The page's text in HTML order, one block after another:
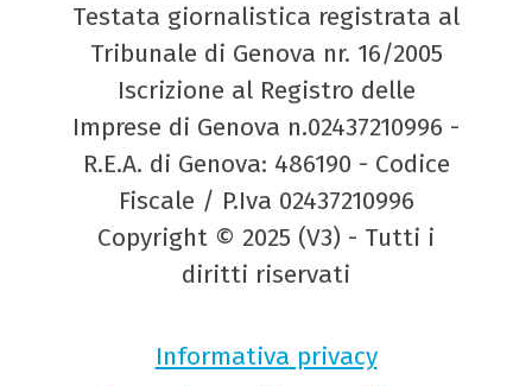
Testata giornalistica registrata al
Tribunale di Genova nr. 16/2005
Iscrizione al Registro delle
Imprese di Genova n.02437210996 -
R.E.A. di Genova: 486190 - Codice
Fiscale / P.Iva 02437210996
Copyright © 2025 (V3) - Tutti i
diritti riservati
Informativa privacy